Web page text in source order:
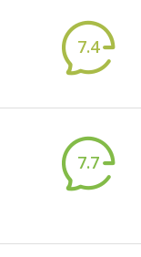
7.4
7.7